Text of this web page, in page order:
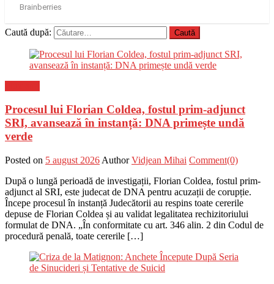
Caută după:
Procesul lui Florian Coldea, fostul prim-adjunct
SRI, avansează în instanță: DNA primește undă
verde
Posted on 5 august 2026 Author Vidjean Mihai Comment(0)
După o lungă perioadă de investigații, Florian Coldea, fostul prim-
adjunct al SRI, este judecat de DNA pentru acuzații de corupție.
Începe procesul în instanță Judecătorii au respins toate cererile
depuse de Florian Coldea și au validat legalitatea rechizitoriului
formulat de DNA. „În conformitate cu art. 346 alin. 2 din Codul de
procedură penală, toate cererile […]